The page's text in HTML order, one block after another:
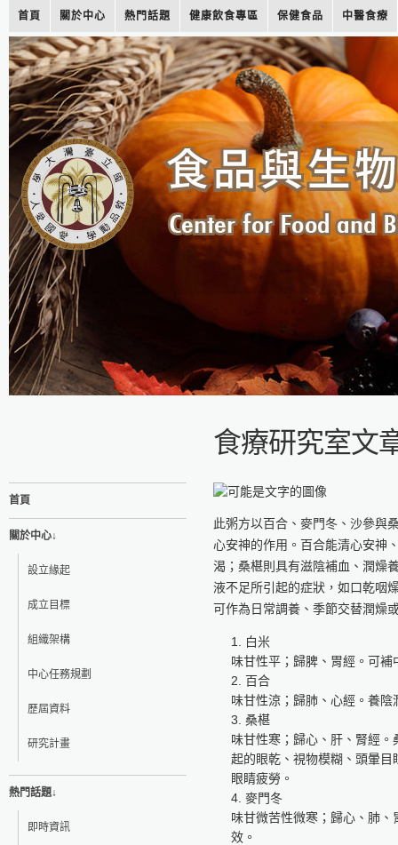
首頁 關於中心 熱門話題 健康飲食專區 保健食品 中醫食療
食療研究室文
首頁
關於中心↓
設立緣起
成立目標
組織架構
中心任務規劃
歷屆資料
研究計畫
熱門話題↓
即時資訊
此粥方以百合、麥門冬、沙參與
心安神的作用。百合能清心安神
渴；桑椹則具有滋陰補血、潤燥
液不足所引起的症狀，如口乾咽
可作為日常調養、季節交替潤燥
白米
味甘性平；歸脾、胃經。可
百合
味甘性涼；歸肺、心經。養陰
桑椹
味甘性寒；歸心、肝、腎經
起的眼乾、視物模糊、頭暈
眼睛疲勞。
麥門冬
味甘微苦性微寒；歸心、肺
效。